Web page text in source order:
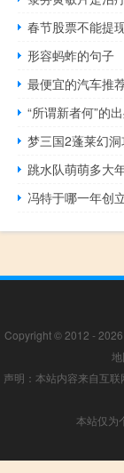
春节股票不能提
形容蚂蚱的句子
最便宜的汽车推
“所谓新者何”的
梦三国2蓬莱幻洞
跳水队萌萌多大
冯特于哪一年创
Copyright © 2012 - 2026
声明：本站内容来自互
本站仅为